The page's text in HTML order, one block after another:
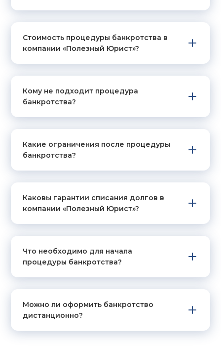
Стоимость процедуры банкротства в
компании «Полезный Юрист»?
Кому не подходит процедура
банкротства?
Какие ограничения после процедуры
банкротства?
Каковы гарантии списания долгов в
компании «Полезный Юрист»?
Что необходимо для начала
процедуры банкротства?
Можно ли оформить банкротство
дистанционно?